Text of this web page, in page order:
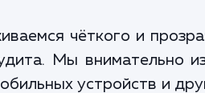
чёткого и
Мы внимательно
устройств и